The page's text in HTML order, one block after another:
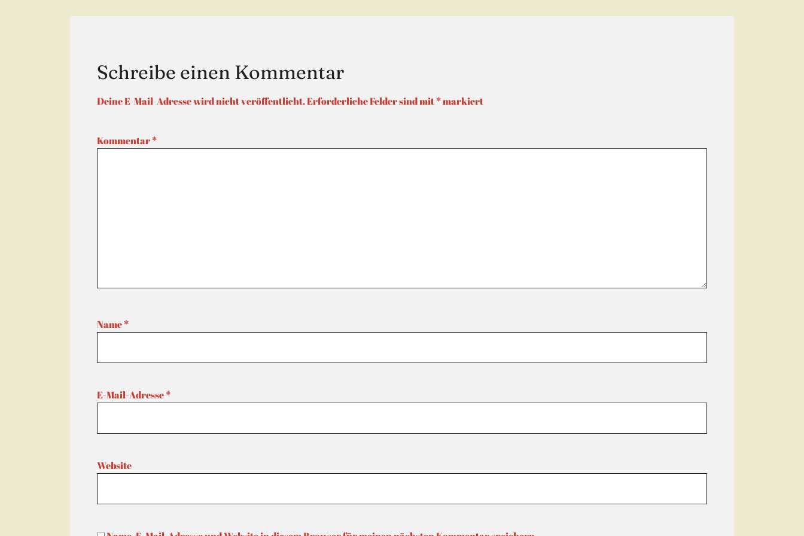
Schreibe einen Kommentar
Deine E-Mail-Adresse wird nicht veröffentlicht.Erforderliche Felder sind mit*markiert
Kommentar*
Name*
E-Mail-Adresse*
Website